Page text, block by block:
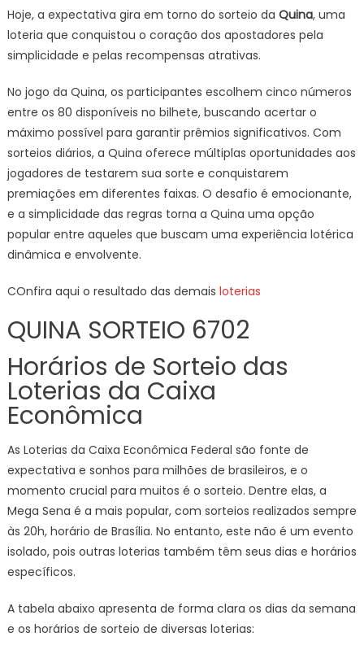
Hoje, a expectativa gira em torno do sorteio da Quina, uma
loteria que conquistou o coração dos apostadores pela
simplicidade e pelas recompensas atrativas.
No jogo da Quina, os participantes escolhem cinco números
entre os 80 disponíveis no bilhete, buscando acertar o
máximo possível para garantir prêmios significativos. Com
sorteios diários, a Quina oferece múltiplas oportunidades aos
jogadores de testarem sua sorte e conquistarem
premiações em diferentes faixas. O desafio é emocionante,
e a simplicidade das regras torna a Quina uma opção
popular entre aqueles que buscam uma experiência lotérica
dinâmica e envolvente.
COnfira aqui o resultado das demais loterias
QUINA SORTEIO 6702
Horários de Sorteio das
Loterias da Caixa
Econômica
As Loterias da Caixa Econômica Federal são fonte de
expectativa e sonhos para milhões de brasileiros, e o
momento crucial para muitos é o sorteio. Dentre elas, a
Mega Sena é a mais popular, com sorteios realizados sempre
às 20h, horário de Brasília. No entanto, este não é um evento
isolado, pois outras loterias também têm seus dias e horários
específicos.
A tabela abaixo apresenta de forma clara os dias da semana
e os horários de sorteio de diversas loterias: